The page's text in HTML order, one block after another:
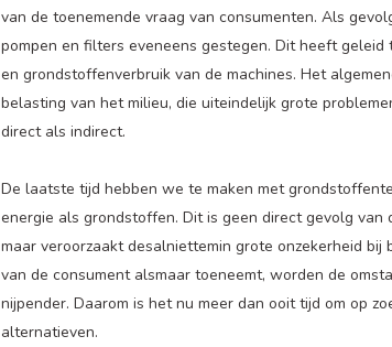
van de toenemende vraag van consumenten. Als
pompen en filters eveneens gestegen. Dit heeft
en grondstoffenverbruik van de machines. Het
belasting van het milieu, die uiteindelijk grote
direct als indirect.
De laatste tijd hebben we te maken met
energie als grondstoffen. Dit is geen direct gevolg van
maar veroorzaakt desalniettemin grote onzekerheid
van de consument alsmaar toeneemt, worden de
nijpender. Daarom is het nu meer dan ooit tijd om op
alternatieven.